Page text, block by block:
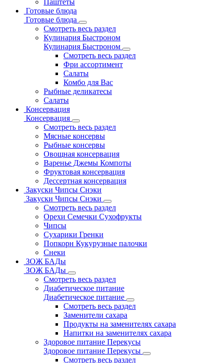
Паштеты
Готовые блюда
Готовые блюда
Смотреть весь раздел
Кулинария Быстроном
Кулинария Быстроном
Смотреть весь раздел
Фри ассортимент
Салаты
Комбо для Вас
Рыбные деликатесы
Салаты
Консервация
Консервация
Смотреть весь раздел
Мясные консервы
Рыбные консервы
Овощная консервация
Варенье Джемы Компоты
Фруктовая консервация
Дессертная консервация
Закуски Чипсы Снэки
Закуски Чипсы Снэки
Смотреть весь раздел
Орехи Семечки Сухофрукты
Чипсы
Сухарики Гренки
Попкорн Кукурузные палочки
Снеки
ЗОЖ БАДы
ЗОЖ БАДы
Смотреть весь раздел
Диабетическое питание
Диабетическое питание
Смотреть весь раздел
Заменители сахара
Продукты на заменителях сахара
Напитки на заменителях сахара
Здоровое питание Перекусы
Здоровое питание Перекусы
Смотреть весь раздел